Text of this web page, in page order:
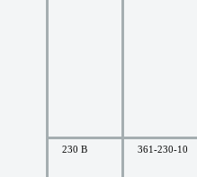
230 В 361-230-10